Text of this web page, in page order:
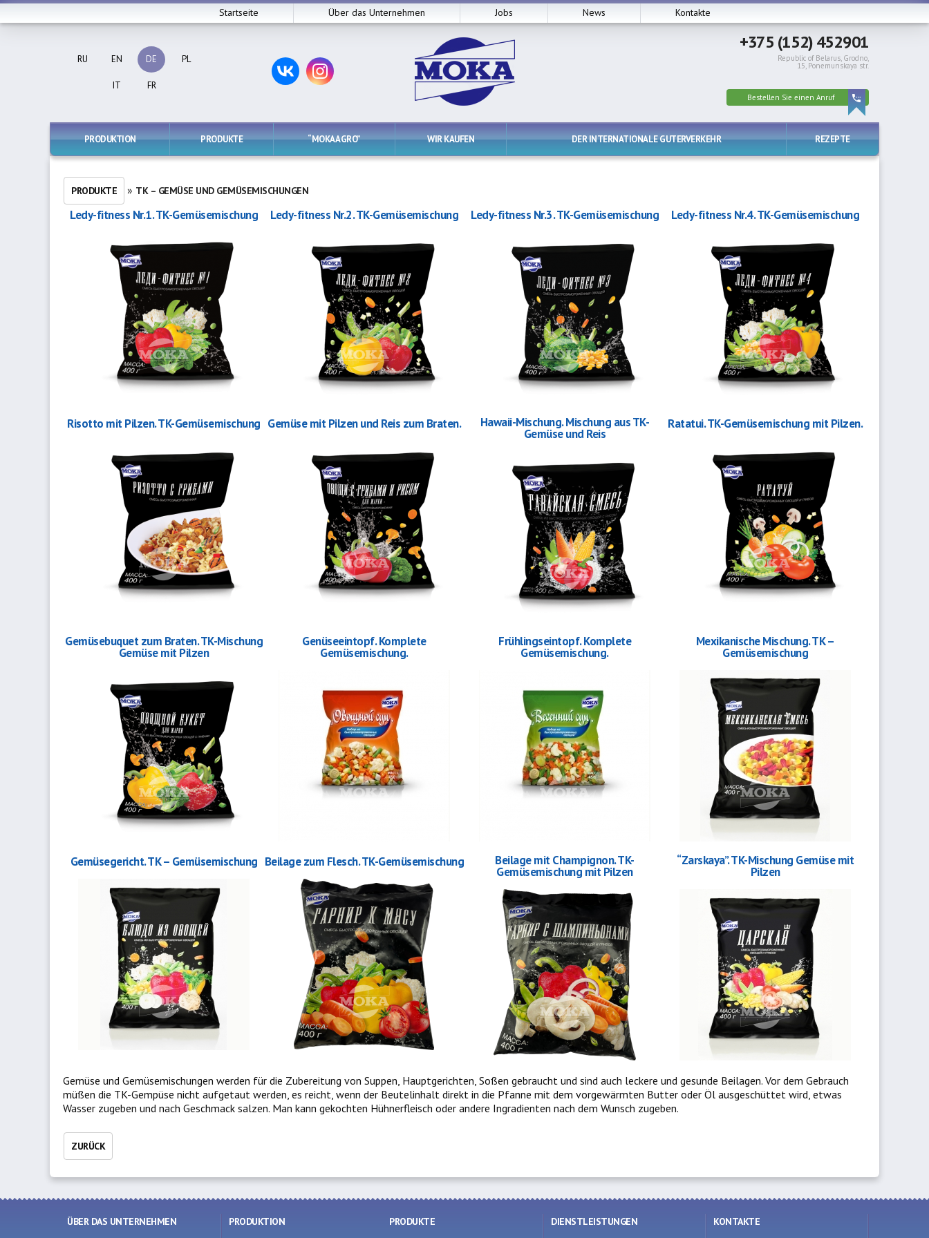
Startseite Über das Unternehmen Jobs News Kontakte
RU EN DE PL
IT FR
+375 (152) 452901
Republic of Belarus, Grodno,
15, Ponemunskaya str.
Bestellen Sie einen Anruf
PRODUKTION PRODUKTE “MOKA AGRO” WIR KAUFEN DER INTERNATIONALE GUTERVERKEHR REZEPTE
PRODUKTE » TK – GEMÜSE UND GEMÜSEMISCHUNGEN
Ledy-fitness Nr.1. TK-Gemüsemischung Ledy-fitness Nr.2. TK-Gemüsemischung Ledy-fitness Nr.3. TK-Gemüsemischung Ledy-fitness Nr.4. TK-Gemüsemischung
Risotto mit Pilzen. TK-Gemüsemischung Gemüse mit Pilzen und Reis zum Braten. Hawaii-Mischung. Mischung aus TK-
Gemüse und Reis
Ratatui. TK-Gemüsemischung mit Pilzen.
Gemüsebuquet zum Braten. TK-Mischung
Gemüse mit Pilzen
Genüseeintopf. Komplete
Gemüsemischung.
Frühlingseintopf. Komplete
Gemüsemischung.
Mexikanische Mischung. TK –
Gemüsemischung
Gemüsegericht. TK – Gemüsemischung Beilage zum Flesch. TK-Gemüsemischung Beilage mit Champignon. TK-
Gemüsemischung mit Pilzen
“Zarskaya”. TK-Mischung Gemüse mit
Pilzen
Gemüse und Gemüsemischungen werden für die Zubereitung von Suppen, Hauptgerichten, Soßen gebraucht und sind auch leckere und gesunde Beilagen. Vor dem Gebrauch
müßen die TK-Gempüse nicht aufgetaut werden, es reicht, wenn der Beutelinhalt direkt in die Pfanne mit dem vorgewärmten Butter oder Öl ausgeschüttet wird, etwas
Wasser zugeben und nach Geschmack salzen. Man kann gekochten Hühnerfleisch oder andere Ingradienten nach dem Wunsch zugeben.
ZURÜCK
ÜBER DAS UNTERNEHMEN PRODUKTION PRODUKTE DIENSTLEISTUNGEN KONTAKTE